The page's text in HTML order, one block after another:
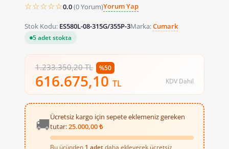
☆☆☆☆☆0.0(0 Yorum)Yorum Yap
Stok Kodu: ES580L-08-315G/355P-3Marka:Cumark
5 adet stokta
1.233.350,20 TL %50
616.675,10 TL KDV Dahil
🚚Ücretsiz kargo için sepete eklemeniz gereken
tutar:25.000,00 ₺
Bu üründen 1 adetdaha ekleyerek ücretsiz